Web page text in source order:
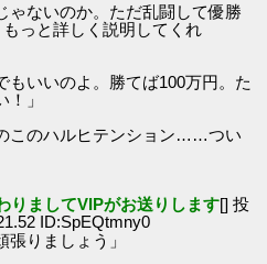
ゃないのか。ただ乱闘して優勝
っと詳しく説明してくれ
もいいのよ。勝てば100万円。た
」
このハルヒテンション……つい
りましてVIPがお送りします[] 投
ID:SpEQtmny0
りましょう」